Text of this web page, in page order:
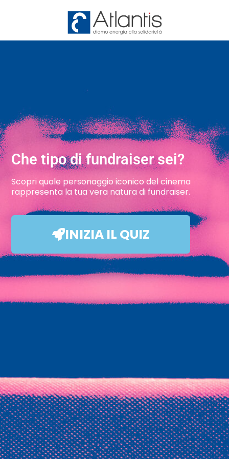
Che tipo di fundraiser sei?
Scopri quale personaggio iconico del cinema
rappresenta la tua vera natura di fundraiser.
INIZIA IL QUIZ